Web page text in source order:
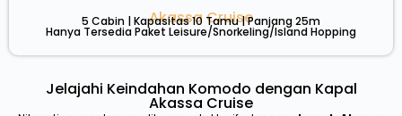
Akassa Cruise
5 Cabin | Kapasitas 10 Tamu | Panjang 25m
Hanya Tersedia Paket Leisure/Snorkeling/Island Hopping
Jelajahi Keindahan Komodo dengan Kapal
Akassa Cruise